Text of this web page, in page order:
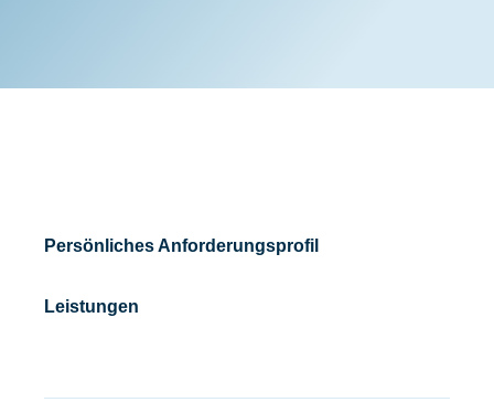
Persönliches Anforderungsprofil
Leistungen